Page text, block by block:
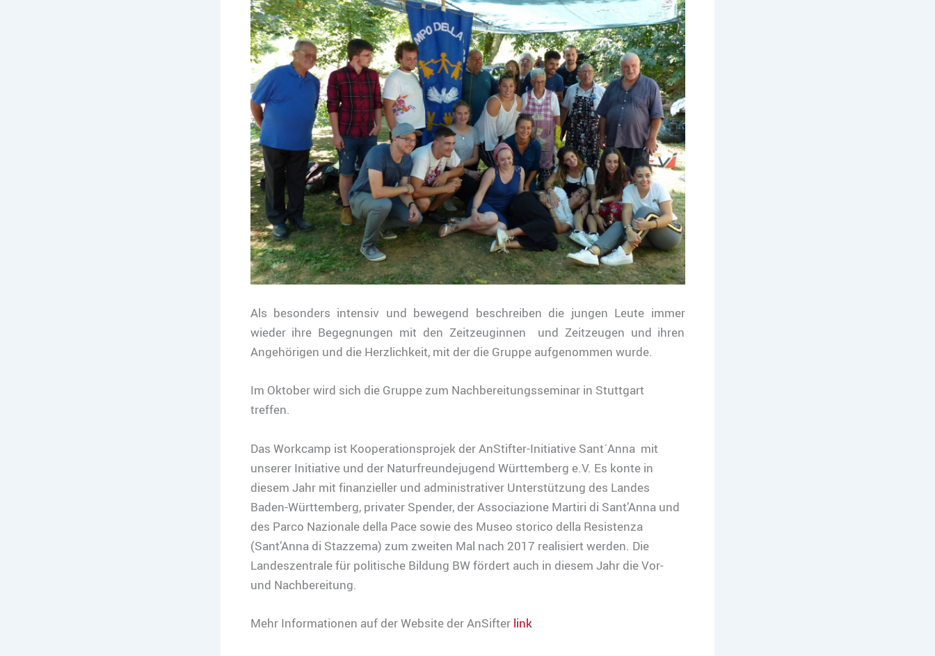
Als besonders intensiv und bewegend beschreiben die jungen Leute immer
wieder ihre Begegnungen mit den Zeitzeuginnen und Zeitzeugen und ihren
Angehörigen und die Herzlichkeit, mit der die Gruppe aufgenommen wurde.
Im Oktober wird sich die Gruppe zum Nachbereitungsseminar in Stuttgart
treffen.
Das Workcamp ist Kooperationsprojek der AnStifter-Initiative Sant´Anna mit
unserer Initiative und der Naturfreundejugend Württemberg e.V. Es konte in
diesem Jahr mit finanzieller und administrativer Unterstützung des Landes
Baden-Württemberg, privater Spender, der Associazione Martiri di Sant’Anna und
des Parco Nazionale della Pace sowie des Museo storico della Resistenza
(Sant’Anna di Stazzema) zum zweiten Mal nach 2017 realisiert werden. Die
Landeszentrale für politische Bildung BW fördert auch in diesem Jahr die Vor-
und Nachbereitung.
Mehr Informationen auf der Website der AnSifterlink